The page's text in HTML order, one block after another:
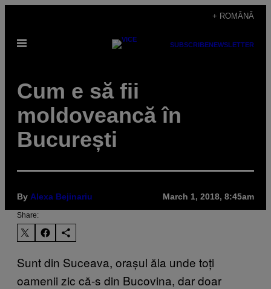
content
+ ROMÂNĂ
Open
SUBSCRIBENEWSLETTER
Cum e să fii
moldoveancă în
București
By Alexa Bejinariu March 1, 2018, 8:45am
Share:
Sunt din Suceava, orașul ăla unde toți
oamenii zic că-s din Bucovina, dar doar